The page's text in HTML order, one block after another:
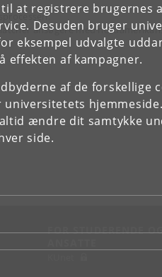
at registrere brugernes
Desuden bruger
eksempel udvalgte
effekten af kampagner.
af de forskellige
ændre dit samtykke
side.
ansøgere med
FOR STUDERENDE